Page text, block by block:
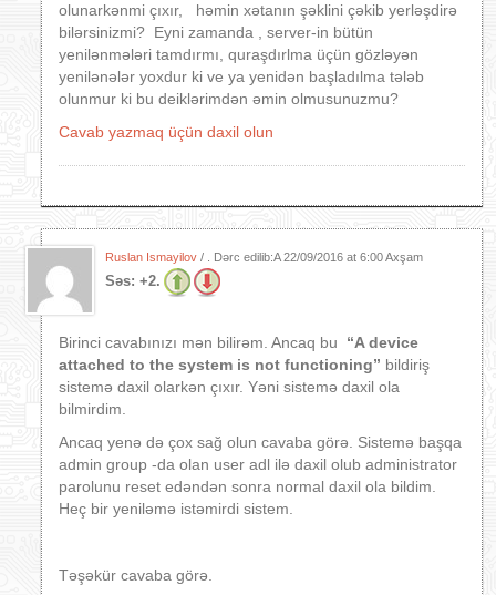
olunarkənmi çıxır, həmin xətanın şəklini çəkib yerləşdirə
bilərsinizmi? Eyni zamanda , server-in bütün
yenilənmələri tamdırmı, quraşdırlma üçün gözləyən
yenilənələr yoxdur ki ve ya yenidən başladılma tələb
olunmur ki bu deiklərimdən əmin olmusunuzmu?
Cavab yazmaq üçün daxil olun
Ruslan Ismayilov / . Dərc edilib:A22/09/2016 at 6:00 Axşam
Səs: +2.
Birinci cavabınızı mən bilirəm. Ancaq bu “A device
attached to the system is not functioning” bildiriş
sistemə daxil olarkən çıxır. Yəni sistemə daxil ola
bilmirdim.
Ancaq yenə də çox sağ olun cavaba görə. Sistemə başqa
admin group -da olan user adl ilə daxil olub administrator
parolunu reset edəndən sonra normal daxil ola bildim.
Heç bir yeniləmə istəmirdi sistem.
Təşəkür cavaba görə.